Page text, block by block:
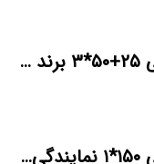
کابل آلومینیومی زمینی ۲۵+۵۰*۳ برند ماهان
کابل آلومینیومی زمینی ۱۵۰*۱ نمایندگی فروش